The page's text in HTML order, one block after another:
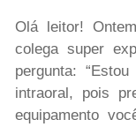
Olá leitor!
colega super
pergunta:
intraoral, pois
equipamento